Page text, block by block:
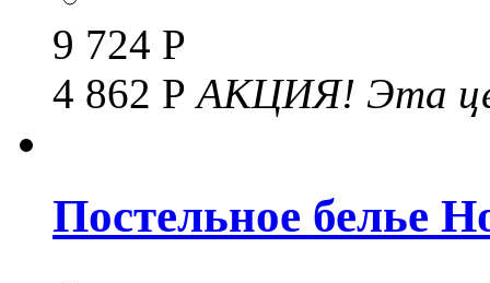
9 724 Р
4 862 РАКЦИЯ! Эта
Постельное белье